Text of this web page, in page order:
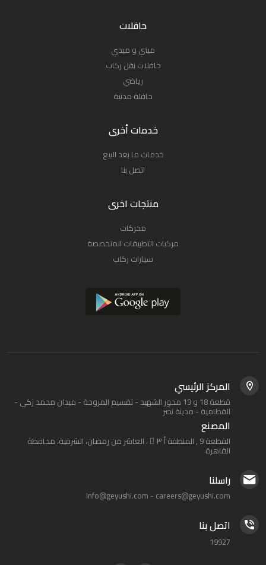
حافلات
ميني و ميدي
حافلات نقل ركاب
رياضي
حافلة مدنية
خدمات أخرى
خدمات ما بعد البيع
اتصل بنا
منتجات اخرى
محركات
مركبات التطبيقات المتخصصة
سيارات ركاب
المركز الرئيسي
قطعة 18 و 19 محور الشهيد - تقسيم المروحة - ميدان محمد زكي -
القطامية - مدينة نصر
المصنع
القطعة 9 , المنطقة أ ٣ َ ، العاشر من رمضان، الشرقية، محافظة
القاهرة‬
راسلنا
info@geyushi.com - careers@geyushi.com
اتصل بنا
19927